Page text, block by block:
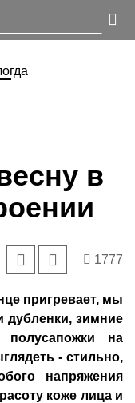
в
1777
пригревает, мы
зимние
на
- стильно,
напряжения
коже лица и